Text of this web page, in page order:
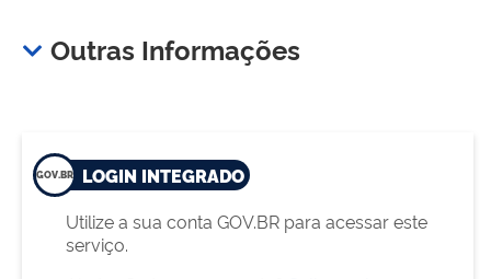
Outras Informações
LOGIN INTEGRADO
Utilize a sua conta GOV.BR para acessar este
serviço.